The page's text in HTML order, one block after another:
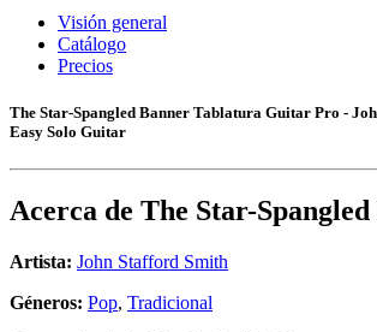
Visión general
Catálogo
Precios
The Star-Spangled Banner Tablatura Guitar Pro -
Easy Solo Guitar
Acerca de The Star-
Artista: John Stafford Smith
Géneros: Pop, Tradicional